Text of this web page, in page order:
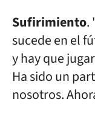
Sufirimiento.
sucede en el
y hay que
Ha sido un
nosotros.